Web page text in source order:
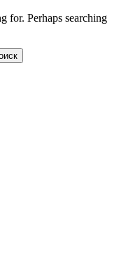
for. Perhaps searching